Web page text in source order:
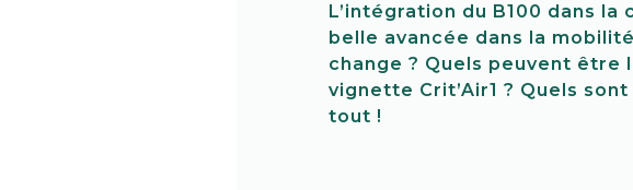
L’intégration du B100 dans
belle avancée dans la
change ? Quels peuvent être
vignette Crit’Air1 ? Quels
tout !